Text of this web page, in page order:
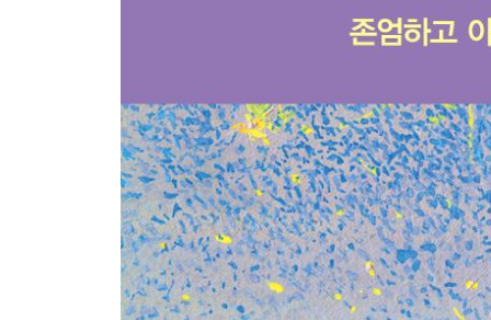
장례식장이 유치원처럼 명랑했다
두 나무가 스물아홉 그루로
관도 무덤도 없이 나무 아래로
당신이 남긴 것들
아무렇지도 않게 벚꽃이 날리던 날
‘내 집’에서 ‘짧게’ ‘앓다’가
내 생의 마침표는 내가 찍으려 해